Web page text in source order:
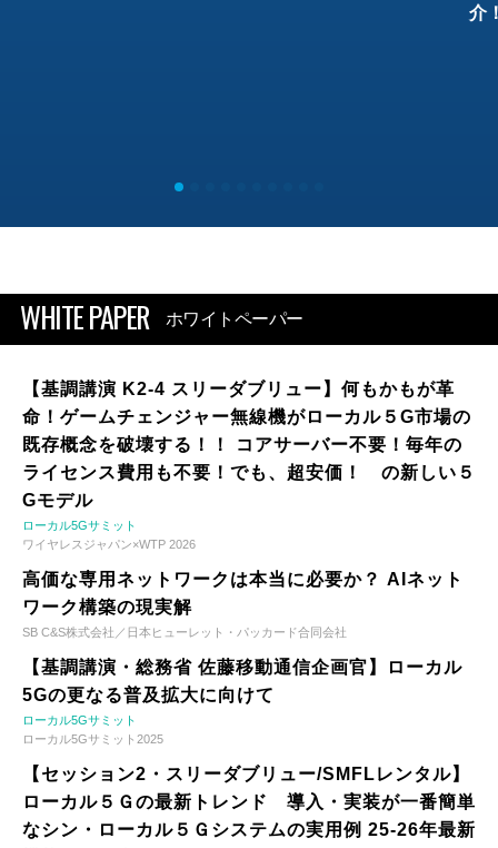
介
WHITE PAPER ホワイトペーパー
【基調講演 K2-4 スリーダブリュー】何もかもが革
命！ゲームチェンジャー無線機がローカル５G市場の
既存概念を破壊する！！ コアサーバー不要！毎年の
ライセンス費用も不要！でも、超安価！ の新しい５
Gモデル
ローカル5Gサミット
ワイヤレスジャパン×WTP 2026
高価な専用ネットワークは本当に必要か？ AIネット
ワーク構築の現実解
SB C&S株式会社／日本ヒューレット・パッカード合同会社
【基調講演・総務省 佐藤移動通信企画官】ローカル
5Gの更なる普及拡大に向けて
ローカル5Gサミット
ローカル5Gサミット2025
【セッション2・スリーダブリュー/SMFLレンタル】
ローカル５Ｇの最新トレンド 導入・実装が一番簡単
なシン・ローカル５Ｇシステムの実用例 25-26年最新